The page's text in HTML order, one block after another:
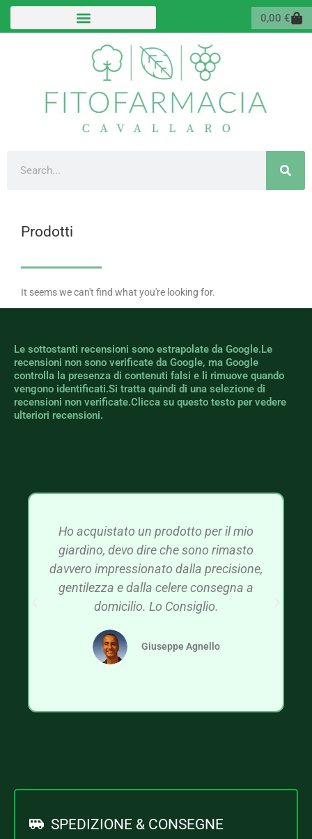
Vai
0,00 €
Prodotti
It seems we can't find what you're looking for.
Le sottostanti recensioni sono estrapolate da Google.Le
recensioni non sono verificate da Google, ma Google
controlla la presenza di contenuti falsi e li rimuove quando
vengono identificati.Si tratta quindi di una selezione di
recensioni non verificate.Clicca su questo testo per vedere
ulteriori recensioni.
Ho acquistato un prodotto per il mio
giardino, devo dire che sono rimasto
davvero impressionato dalla precisione,
gentilezza e dalla celere consegna a
domicilio. Lo Consiglio.
Giuseppe Agnello
SPEDIZIONE & CONSEGNE